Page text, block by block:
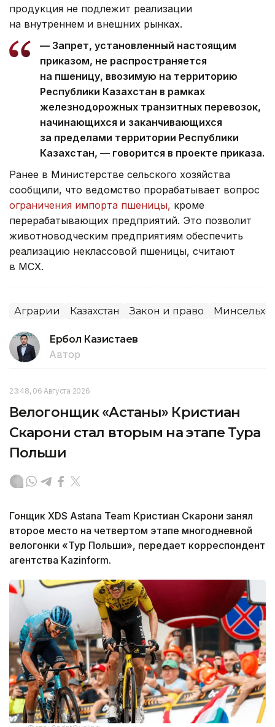
продукция не подлежит реализации
на внутреннем и внешних рынках.
— Запрет, установленный настоящим
приказом, не распространяется
на пшеницу, ввозимую на территорию
Республики Казахстан в рамках
железнодорожных транзитных перевозок,
начинающихся и заканчивающихся
за пределами территории Республики
Казахстан, — говорится в проекте приказа.
Ранее в Министерстве сельского хозяйства
сообщили, что ведомство прорабатывает вопрос
ограничения импорта пшеницы, кроме
перерабатывающих предприятий. Это позволит
животноводческим предприятиям обеспечить
реализацию неклассовой пшеницы, считают
в МСХ.
Аграрии Казахстан Закон и право
Ербол Казистаев
Автор
23:48, 06 Августа 2026
Велогонщик «Астаны» Кристиан
Скарони стал вторым на этапе Тура
Польши
Гонщик XDS Astana Team Кристиан Скарони занял
второе место на четвертом этапе многодневной
велогонки «Тур Польши», передает корреспондент
агентства Kazinform.